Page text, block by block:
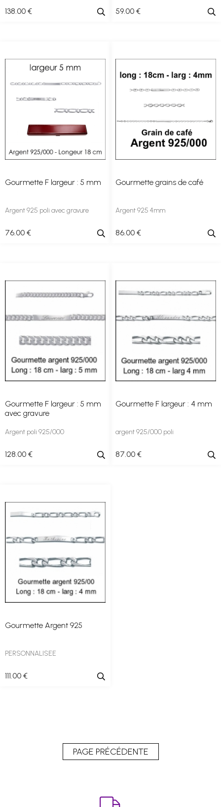
138 .00 € 59.00 €
Gourmette F largeur : 5 mm
Argent 925 poli avec gravure
76.00 €
Gourmette grains de café
Argent 925 4mm
86.00 €
Gourmette F largeur : 5 mm
avec gravure
Argent poli 925/000
128 .00 €
Gourmette F largeur : 4 mm
argent 925/000 poli
87 .00 €
Gourmette Argent 925
PERSONNALISEE
111 .00 €